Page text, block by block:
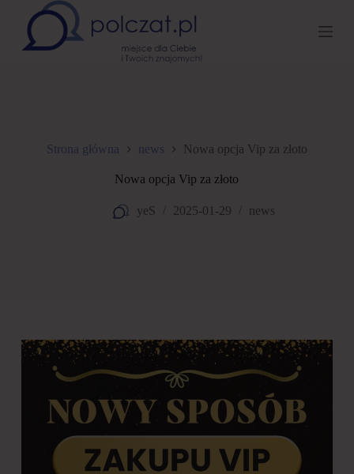
Strona główna news Nowa opcja Vip za złoto
Nowa opcja Vip za złoto
yeS 2025-01-29 news